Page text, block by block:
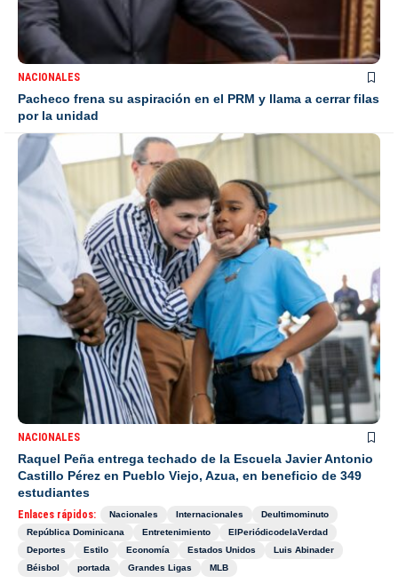
NACIONALES
Pacheco frena su aspiración en el PRM y llama a cerrar filas
por la unidad
NACIONALES
Raquel Peña entrega techado de la Escuela Javier Antonio
Castillo Pérez en Pueblo Viejo, Azua, en beneficio de 349
estudiantes
Enlaces rápidos: Nacionales Internacionales
Deultimominuto
República Dominicana
Entretenimiento
ElPeriódicodelaVerdad
Deportes
Estilo Economía Estados Unidos
Luis Abinader
Béisbol
portada Grandes Ligas MLB